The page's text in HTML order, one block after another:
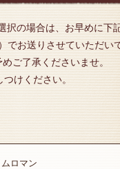
の場合は、お早めに下
でお送りさせていただい
ご了承くださいませ。
けください。
ロマン